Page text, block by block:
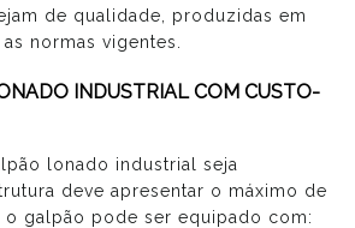
de qualidade, produzidas em
normas vigentes.
INDUSTRIAL COM CUSTO-
lonado industrial
seja
deve apresentar o máximo de
o galpão pode ser equipado com: